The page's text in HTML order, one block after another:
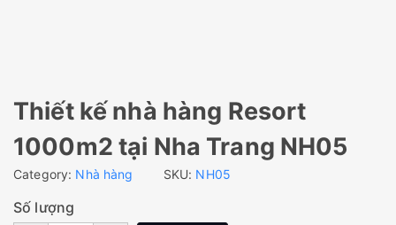
Thiết kế nhà hàng Resort
1000m2 tại Nha Trang NH05
Category: Nhà hàng SKU: NH05
Số lượng